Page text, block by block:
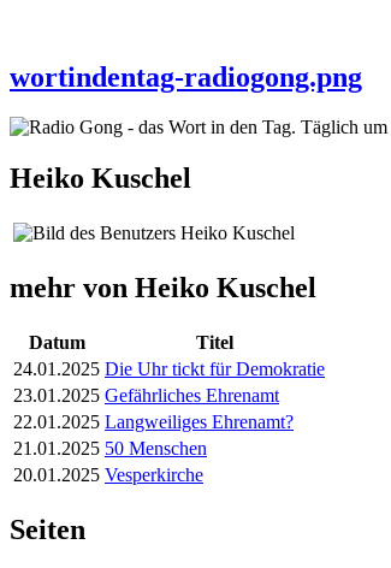
wortindentag-radiogong.png
Heiko Kuschel
mehr von Heiko Kuschel
Datum
Titel
24.01.2025 Die Uhr tickt für Demokratie
23.01.2025 Gefährliches Ehrenamt
22.01.2025 Langweiliges Ehrenamt?
21.01.2025 50 Menschen
20.01.2025 Vesperkirche
Seiten